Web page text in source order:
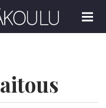
MENU
aitous